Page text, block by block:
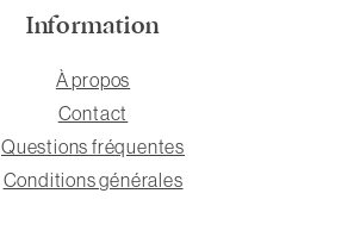
Information
À propos
Contact
Questions fréquentes
Conditions générales